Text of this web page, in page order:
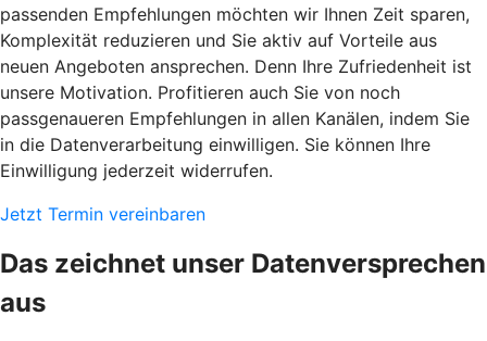
passenden Empfehlungen möchten wir Ihnen Zeit sparen,
Komplexität reduzieren und Sie aktiv auf Vorteile aus
neuen Angeboten ansprechen. Denn Ihre Zufriedenheit ist
unsere Motivation. Profitieren auch Sie von noch
passgenaueren Empfehlungen in allen Kanälen, indem Sie
in die Datenverarbeitung einwilligen. Sie können Ihre
Einwilligung jederzeit widerrufen.
Jetzt Termin vereinbaren
Das zeichnet unser Datenversprechen
aus